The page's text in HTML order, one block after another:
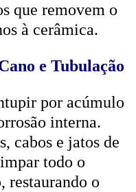
que removem o
à cerâmica.
e Tubulação
por acúmulo
interna.
cabos e jatos de
todo o
restaurando o